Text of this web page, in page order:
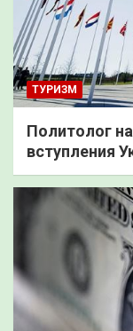
ТУРИЗМ
Политолог
вступления